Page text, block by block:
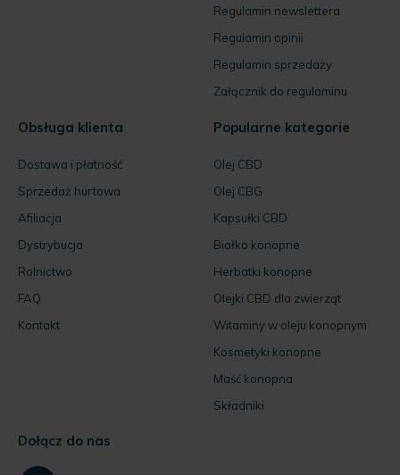
Regulamin newslettera
Regulamin opinii
Regulamin sprzedaży
Załącznik do regulaminu
Obsługa klienta
Dostawa i płatność
Sprzedaż hurtowa
Afiliacja
Dystrybucja
Rolnictwo
FAQ
Kontakt
Popularne kategorie
Olej CBD
Olej CBG
Kapsułki CBD
Białko konopne
Herbatki konopne
Olejki CBD dla zwierząt
Witaminy w oleju konopnym
Kosmetyki konopne
Maść konopna
Składniki
Dołącz do nas